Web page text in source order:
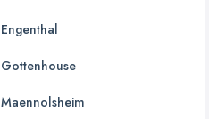
Engenthal
Gottenhouse
Maennolsheim